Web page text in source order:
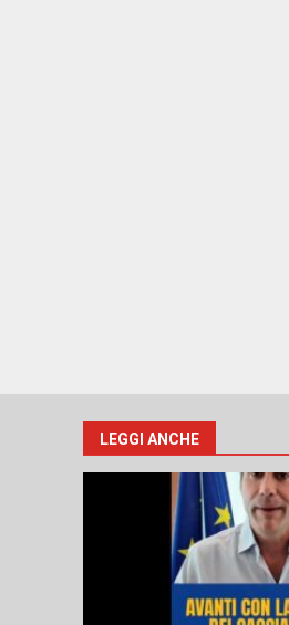
LEGGI ANCHE